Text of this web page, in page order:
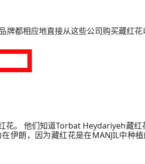
都相应地直接从这些公司购买藏红
。 他们知道Torbat Heydariyeh藏红
伊朗，因为藏红花是在MANJIL中种